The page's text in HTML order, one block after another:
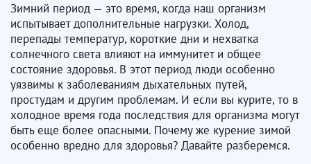
Зимний период — это время, когда наш организм
испытывает дополнительные нагрузки. Холод,
перепады температур, короткие дни и нехватка
солнечного света влияют на иммунитет и общее
состояние здоровья. В этот период люди особенно
уязвимы к заболеваниям дыхательных путей,
простудам и другим проблемам. И если вы курите, то в
холодное время года последствия для организма могут
быть еще более опасными. Почему же курение зимой
особенно вредно для здоровья? Давайте разберемся.